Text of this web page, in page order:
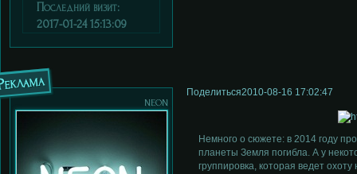
Последний визит:
2017-01-24 15:13:09
Поделиться2010-08-16 17:02:47
neon
Немного о сюжете: в 2014 году
планеты Земля погибла. А у
группировка, которая ведет